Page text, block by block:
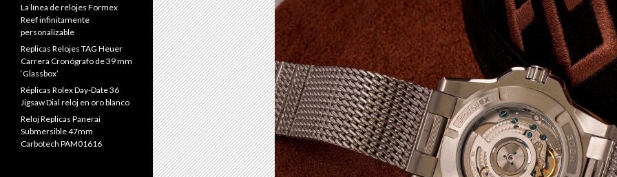
La línea de relojes Formex
Reef infinitamente
personalizable
Replicas Relojes TAG Heuer
Carrera Cronógrafo de 39 mm
‘Glassbox’
Réplicas Rolex Day-Date 36
Jigsaw Dial reloj en oro blanco
Reloj Replicas Panerai
Submersible 47mm
Carbotech PAM01616